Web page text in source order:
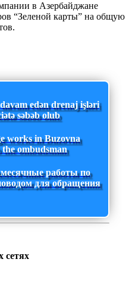
в Азербайджане
“Зеленой карты” на общую
edən drenaj işləri
səbəb olub
works in Buzovna
ombudsman
работы по
для обращения
сетях